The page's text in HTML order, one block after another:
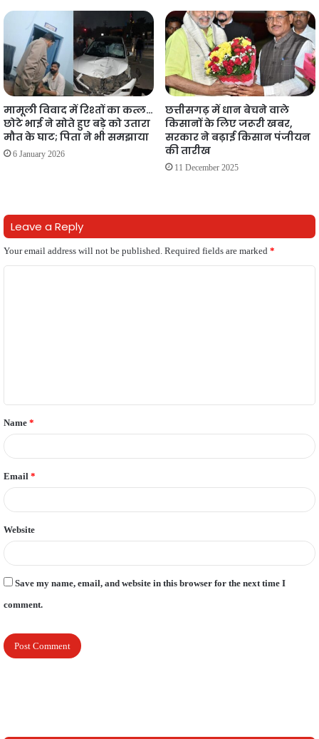
मामूली विवाद में रिश्तों का कत्ल…
छोटे भाई ने सोते हुए बड़े को उतारा
मौत के घाट; पिता ने भी समझाया
6 January 2026
छत्तीसगढ़ में धान बेचने वाले
किसानों के लिए जरूरी खबर,
सरकार ने बढ़ाई किसान पंजीयन
की तारीख
11 December 2025
Leave a Reply
Your email address will not be published. Required fields are marked *
t
*
Name *
Email *
Website
Save my name, email, and website in this browser for the next time I
comment.